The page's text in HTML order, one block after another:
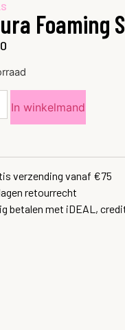
Foaming
In winkelmand
verzending vanaf €75
retourrecht
betalen met iDEAL,